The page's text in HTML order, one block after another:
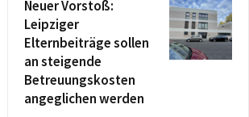
Neuer Vorstoß:
Leipziger
Elternbeiträge sollen
an steigende
Betreuungskosten
angeglichen werden